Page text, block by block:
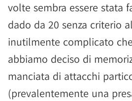
volte sembra essere stata
dado da 20 senza criterio
inutilmente complicato
abbiamo deciso di
manciata di attacchi
(prevalentemente una